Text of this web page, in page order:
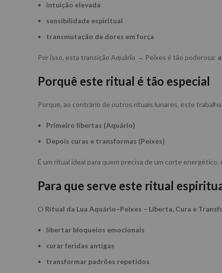
intuição elevada
sensibilidade espiritual
transmutação de dores em força
Por isso, esta transição Aquário → Peixes é tão poderosa:
Porquê este ritual é tão especial
Porque, ao contrário de outros rituais lunares, este
Primeiro libertas (Aquário)
Depois curas e transformas (Peixes)
É um ritual ideal para quem precisa de um corte
Para que serve este ritual
O Ritual da Lua Aquário–Peixes – Liberta, Cura e
libertar bloqueios emocionais
curar feridas antigas
transformar padrões repetidos